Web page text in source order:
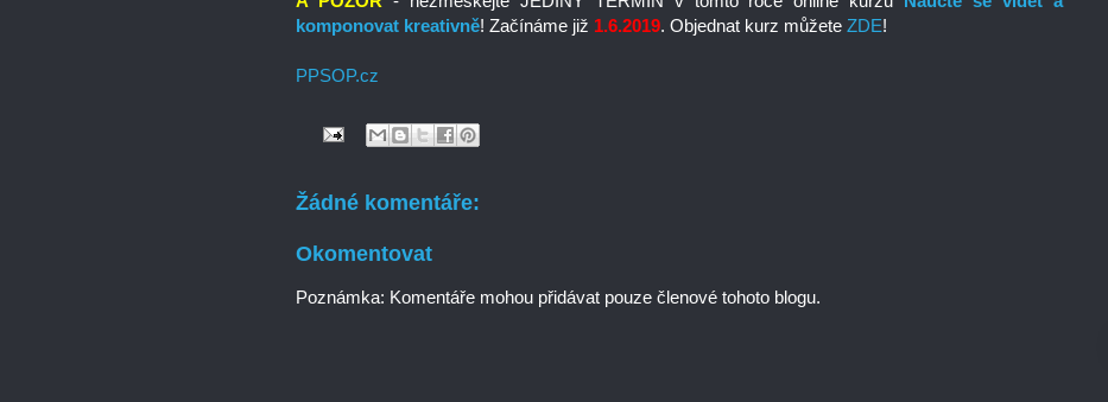
komponovat kreativně! Začínáme již 1.6.2019. Objednat kurz můžete ZDE!
PPSOP.cz
Žádné komentáře:
Okomentovat
Poznámka: Komentáře mohou přidávat pouze členové tohoto blogu.